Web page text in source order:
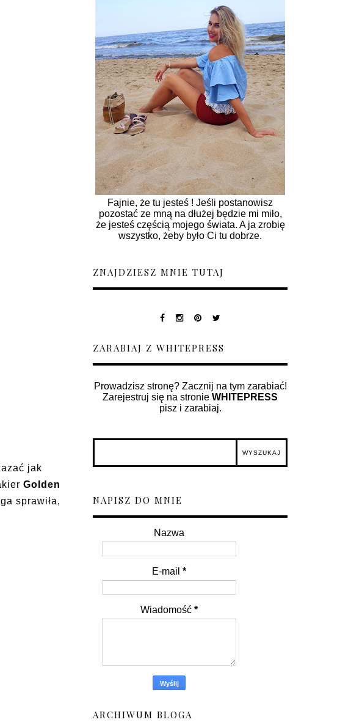
jak
Golden
sprawiła,
Fajnie, że tu jesteś ! Jeśli postanowisz
pozostać ze mną na dłużej będzie mi miło,
że jesteś częścią mojego świata. A ja zrobię
wszystko, żeby było Ci tu dobrze.
ZNAJDZIESZ MNIE TUTAJ
ZARABIAJ Z WHITEPRESS
Prowadzisz stronę? Zacznij na tym zarabiać!
Zarejestruj się na stronie WHITEPRESS
pisz i zarabiaj.
NAPISZ DO MNIE
Nazwa
E-mail *
Wiadomość *
ARCHIWUM BLOGA